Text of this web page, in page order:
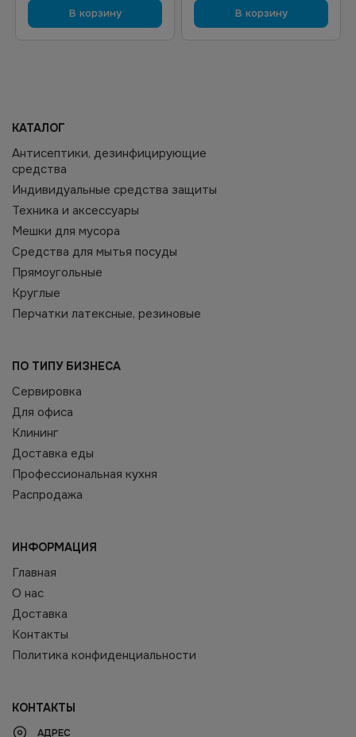
В корзину В корзину
КАТАЛОГ
Антисептики, дезинфицирующие
средства
Индивидуальные средства защиты
Техника и аксессуары
Мешки для мусора
Средства для мытья посуды
Прямоугольные
Круглые
Перчатки латексные, резиновые
ПО ТИПУ БИЗНЕСА
Сервировка
Для офиса
Клининг
Доставка еды
Профессиональная кухня
Распродажа
ИНФОРМАЦИЯ
Главная
О нас
Доставка
Контакты
Политика конфиденциальности
КОНТАКТЫ
АДРЕС